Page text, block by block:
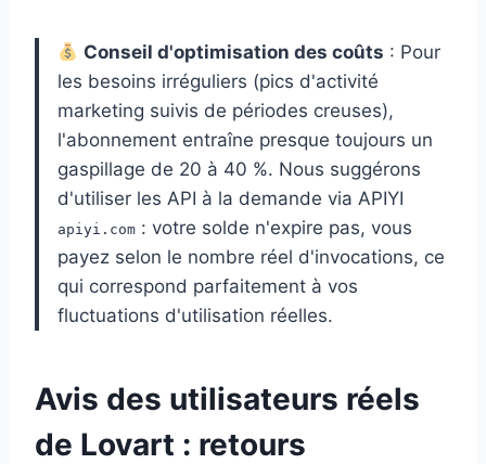
Conseil d'optimisation des coûts : Pour
les besoins irréguliers (pics d'activité
marketing suivis de périodes creuses),
l'abonnement entraîne presque toujours un
gaspillage de 20 à 40 %. Nous suggérons
d'utiliser les API à la demande via APIYI
apiyi.com : votre solde n'expire pas, vous
payez selon le nombre réel d'invocations, ce
qui correspond parfaitement à vos
fluctuations d'utilisation réelles.
Avis des utilisateurs réels
de Lovart : retours